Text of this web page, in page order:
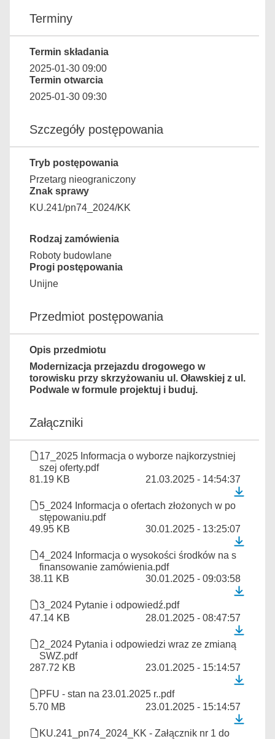
Terminy
Termin składania
2025-01-30 09:00
Termin otwarcia
2025-01-30 09:30
Szczegóły postępowania
Tryb postępowania
Przetarg nieograniczony
Znak sprawy
KU.241/pn74_2024/KK
Rodzaj zamówienia
Roboty budowlane
Progi postępowania
Unijne
Przedmiot postępowania
Opis przedmiotu
Modernizacja przejazdu drogowego w
torowisku przy skrzyżowaniu ul. Oławskiej z ul.
Podwale w formule projektuj i buduj.
Załączniki
17_2025 Informacja o wyborze najkorzystniej
szej oferty.pdf
81.19 KB
21.03.2025 - 14:54:37
5_2024 Informacja o ofertach złożonych w po
stępowaniu.pdf
49.95 KB
30.01.2025 - 13:25:07
4_2024 Informacja o wysokości środków na s
finansowanie zamówienia.pdf
38.11 KB
30.01.2025 - 09:03:58
3_2024 Pytanie i odpowiedź.pdf
47.14 KB
28.01.2025 - 08:47:57
2_2024 Pytania i odpowiedzi wraz ze zmianą
SWZ.pdf
287.72 KB
23.01.2025 - 15:14:57
PFU - stan na 23.01.2025 r..pdf
5.70 MB
23.01.2025 - 15:14:57
KU.241_pn74_2024_KK - Załącznik nr 1 do